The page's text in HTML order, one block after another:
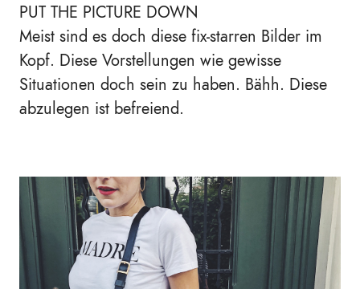
PUT THE PICTURE DOWN
Meist sind es doch diese fix-starren Bilder im
Kopf. Diese Vorstellungen wie gewisse
Situationen doch sein zu haben. Bähh. Diese
abzulegen ist befreiend.